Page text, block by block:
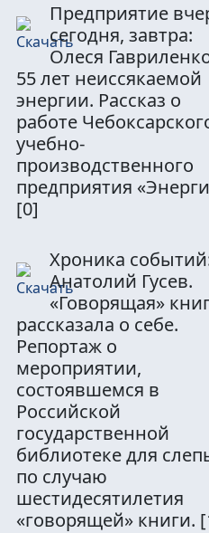
Предприятие
сегодня, завтра:
Олеся
55 лет неиссякаемой
энергии. Рассказ о
работе
учебно-
производственного
предприятия
[0]
Хроника
Анатолий Гусев.
«Говорящая»
рассказала о себе.
Репортаж о
мероприятии,
состоявшемся в
Российской
государственной
библиотеке для
по случаю
шестидесятилетия
«говорящей» книги.